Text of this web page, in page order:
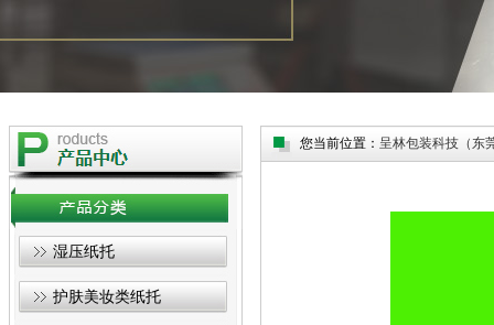
湿压纸托
护肤美妆类纸托
您当前位置： 呈林包装科技（东